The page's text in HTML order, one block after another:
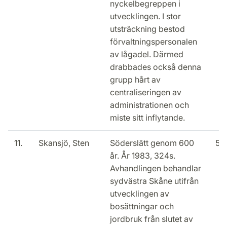
nyckelbegreppen i
utvecklingen. I stor
utsträckning bestod
förvaltningspersonalen
av lågadel. Därmed
drabbades också denna
grupp hårt av
centraliseringen av
administrationen och
miste sitt inflytande.
11. Skansjö, Sten
Söderslätt genom 600
år. År 1983, 324s.
Avhandlingen behandlar
sydvästra Skåne utifrån
utvecklingen av
bosättningar och
jordbruk från slutet av
50